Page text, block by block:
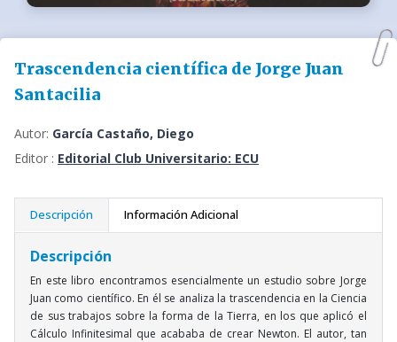
Trascendencia científica de Jorge Juan
Santacilia
Autor: García Castaño, Diego
Editor : Editorial Club Universitario: ECU
Descripción Información Adicional
Descripción
En este libro encontramos esencialmente un estudio sobre Jorge
Juan como científico. En él se analiza la trascendencia en la Ciencia
de sus trabajos sobre la forma de la Tierra, en los que aplicó el
Cálculo Infinitesimal que acababa de crear Newton. El autor, tan